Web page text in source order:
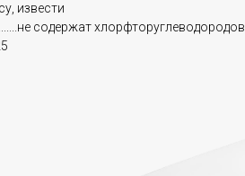
извести
содержат хлорфторуглеводородов